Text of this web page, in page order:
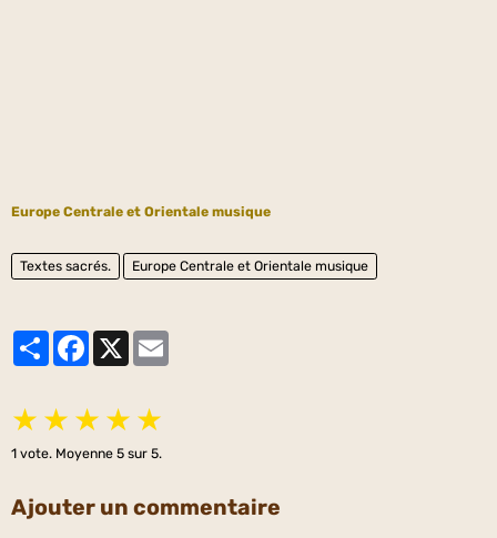
Europe Centrale et Orientale musique
Textes sacrés. Europe Centrale et Orientale musique
PartagerFacebook
★ ★ ★ ★ ★
1 vote. Moyenne 5 sur 5.
Ajouter un commentaire